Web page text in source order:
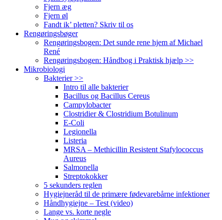
Fjern æg
Fjern øl
Fandt ik’ pletten? Skriv til os
Rengøringsbøger
Rengøringsbogen: Det sunde rene hjem af Michael
René
Rengøringsbogen: Håndbog i Praktisk hjælp >>
Mikrobiologi
Bakterier >>
Intro til alle bakterier
Bacillus og Bacillus Cereus
Campylobacter
Clostridier & Clostridium Botulinum
E-Coli
Legionella
Listeria
MRSA – Methicillin Resistent Stafylococcus
Aureus
Salmonella
Streptokokker
5 sekunders reglen
Hygiejneråd til de primære fødevarebårne infektioner
Håndhygiejne – Test (video)
Lange vs. korte negle